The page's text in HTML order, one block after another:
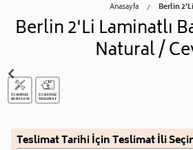
Anasayfa Berlin
Berlin 2'Li Laminatlı
Natural /
Teslimat Tarihi İçin Teslimat İli